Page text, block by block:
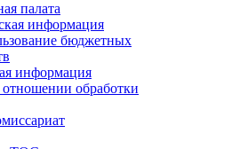
палата
информация
бюджетных
информация
обработки